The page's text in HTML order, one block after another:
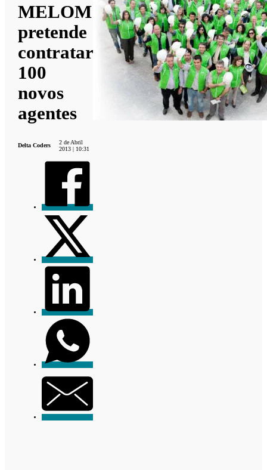
MELOM
pretende
contratar
100
novos
agentes
Delta Coders
2 de Abril
2013 | 10:31